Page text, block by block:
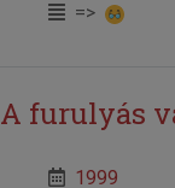
=>
A furulyás
1999